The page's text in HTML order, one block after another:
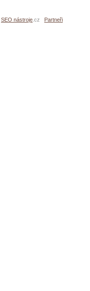
SEO nástroje .cz Partneři